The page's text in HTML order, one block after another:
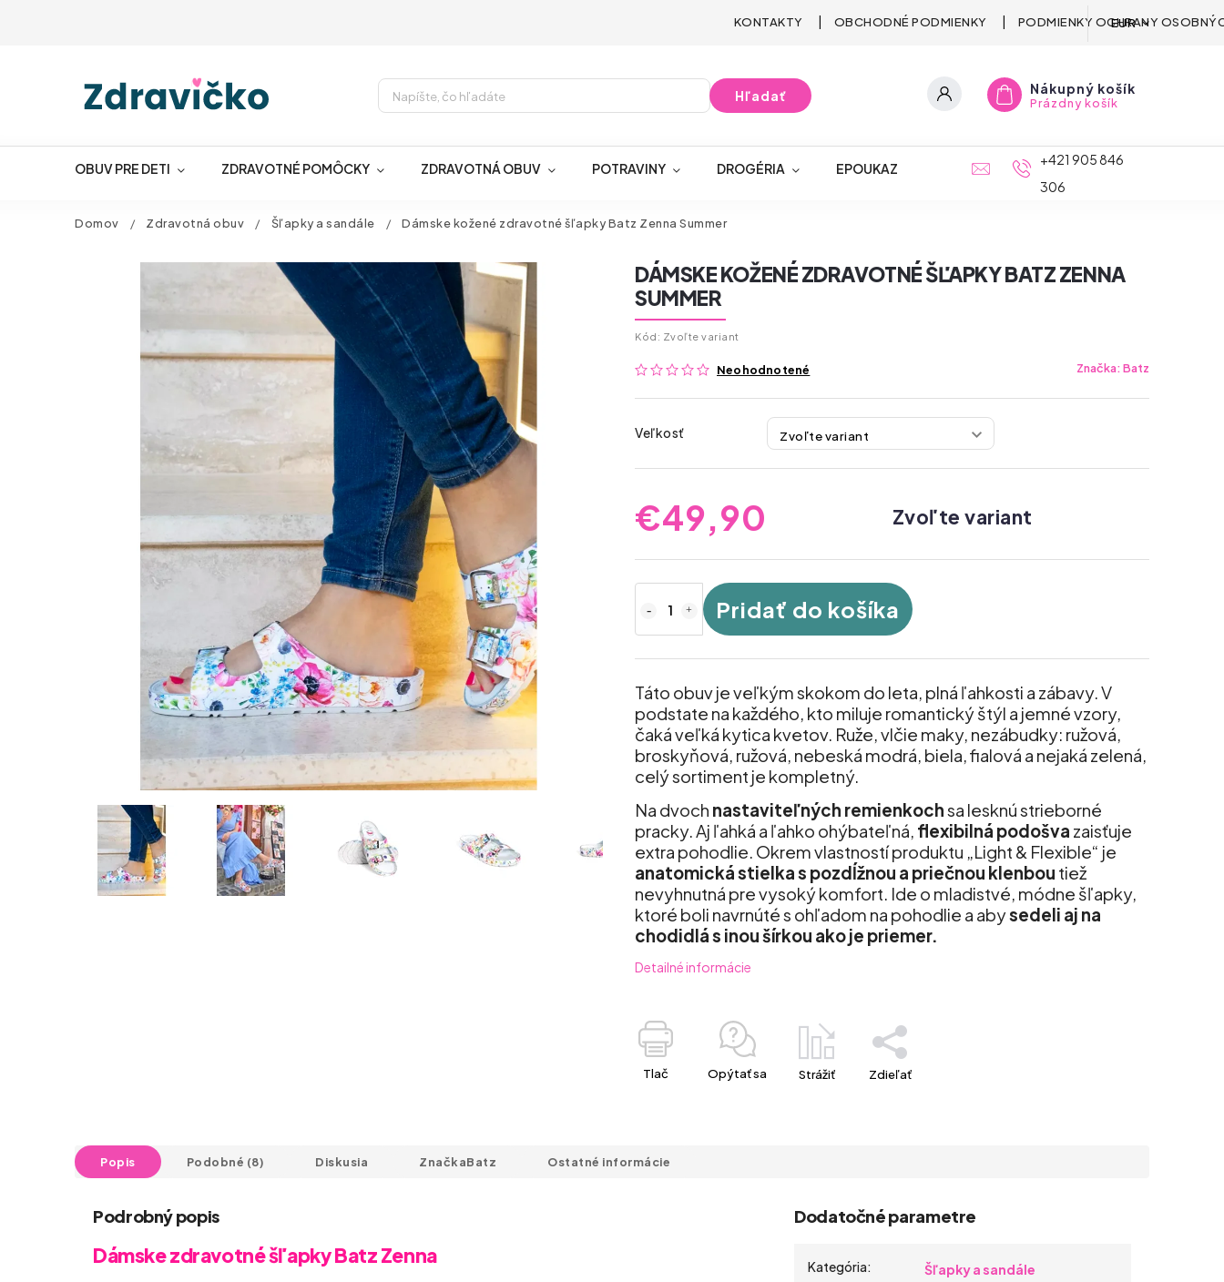
KONTAKTY OBCHODNÉ PODMIENKY PODMIENKY OCHRANY
EUR
Hľadať Nákupný košík
Prázdny košík
OBUV PRE DETI ZDRAVOTNÉ POMÔCKY ZDRAVOTNÁ OBUV POTRAVINY DROGÉRIA EPOUKAZ
+421 905 846
306
Domov / Zdravotná obuv / Šľapky a sandále / Dámske kožené zdravotné šľapky Batz Zenna Summer
DÁMSKE KOŽENÉ ZDRAVOTNÉ ŠĽAPKY BATZ ZENNA
SUMMER
Kód: Zvoľte variant
Neohodnotené Značka:Batz
Veľkosť
€49,90 Zvoľte variant
Pridať do košíka
Táto obuv je veľkým skokom do leta, plná ľahkosti a zábavy. V
podstate na každého, kto miluje romantický štýl a jemné vzory,
čaká veľká kytica kvetov. Ruže, vlčie maky, nezábudky: ružová,
broskyňová, ružová, nebeská modrá, biela, fialová a nejaká zelená,
celý sortiment je kompletný.
Na dvoch nastaviteľných remienkochsa lesknú strieborné
pracky. Aj ľahká a ľahko ohýbateľná, flexibilná podošva zaisťuje
extra pohodlie. Okrem vlastností produktu „Light & Flexible“ je
anatomická stielka s pozdĺžnou a priečnou klenbou tiež
nevyhnutná pre vysoký komfort. Ide o mladistvé, módne šľapky,
ktoré boli navrnúté s ohľadom na pohodlie a abysedeli aj na
chodidlá s inou šírkou ako je priemer.
Detailné informácie
Tlač Opýtať sa Strážiť Zdieľať
Popis Podobné (8) Diskusia ZnačkaBatz Ostatné informácie
Podrobný popis
Dámske zdravotné šľapky Batz Zenna
Dodatočné parametre
Kategória: Šľapky a sandále